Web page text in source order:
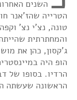
השנים
הטרייה שהז'אנר
טונה, נצ'י נצ'
והמחתרתית
ג'קסון, כהן את
הופ היה
הרדיו. בסופו של
הראשונה שעשתה